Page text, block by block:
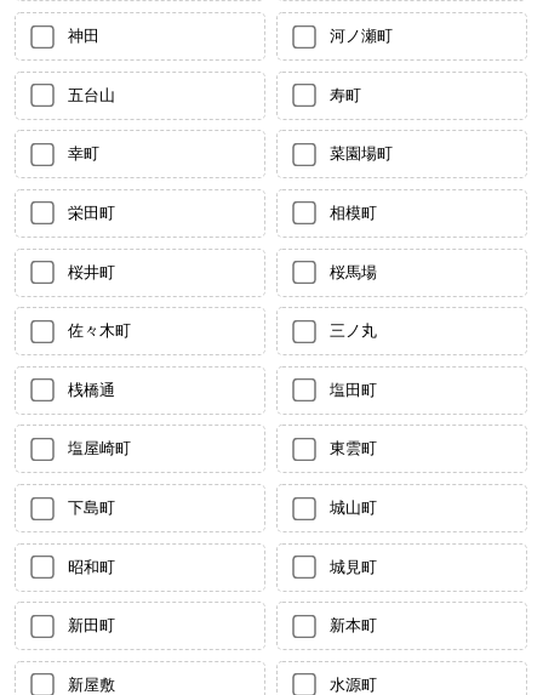
神田 河ノ瀬町
五台山 寿町
幸町 菜園場町
栄田町 相模町
桜井町 桜馬場
佐々木町 三ノ丸
桟橋通 塩田町
塩屋崎町 東雲町
下島町 城山町
昭和町 城見町
新田町 新本町
新屋敷 水源町